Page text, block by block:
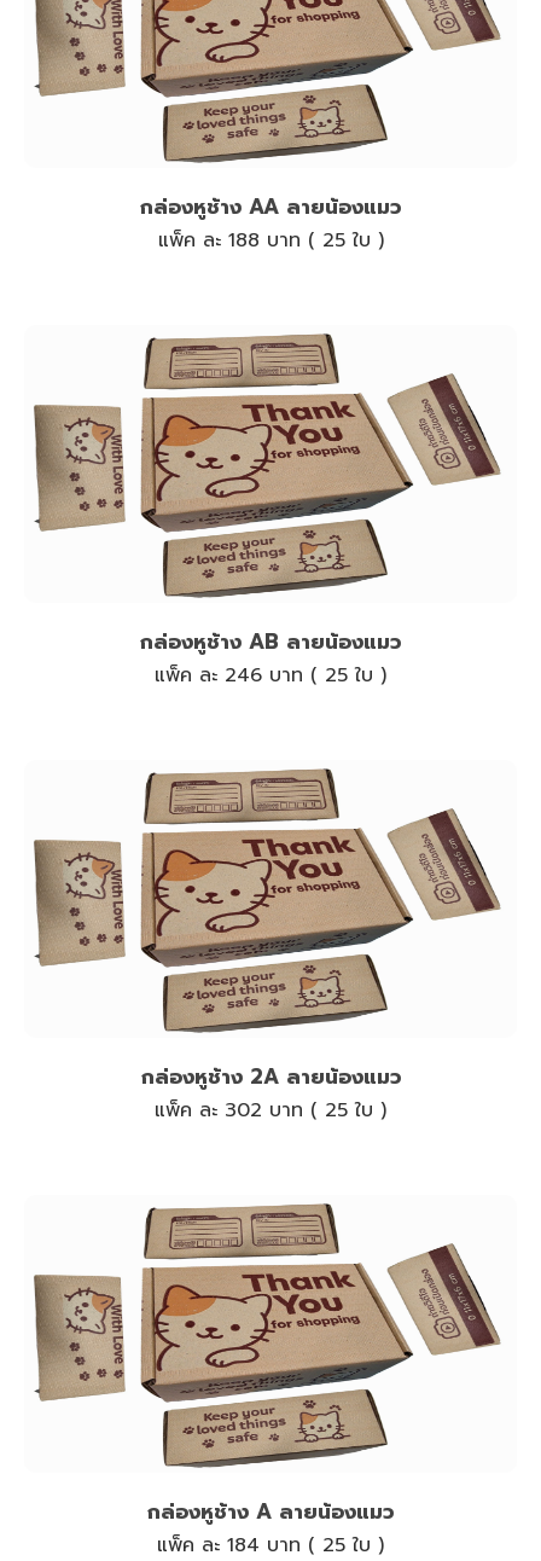
กล่องหูช้าง AA ลายน้องแมว
แพ็ค ละ 188 บาท ( 25 ใบ )
กล่องหูช้าง AB ลายน้องแมว
แพ็ค ละ 246 บาท ( 25 ใบ )
กล่องหูช้าง 2A ลายน้องแมว
แพ็ค ละ 302 บาท ( 25 ใบ )
กล่องหูช้าง A ลายน้องแมว
แพ็ค ละ 184 บาท ( 25 ใบ )